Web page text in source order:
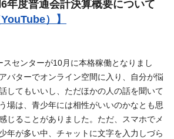
年度普通会計決算概要について
）】
センターが10月に本格稼働となりまし
バターでオンライン空間に入り、自分が悩
してもいいし、ただほかの人の話を聞いて
場は、青少年には相性がいいのかなとも思
じることがありました。ただ、スマホでメ
年が多い中、チャットに文字を入力しづら